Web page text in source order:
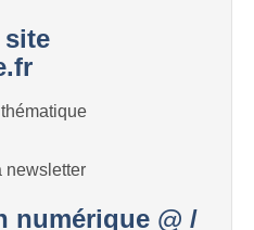
newsletter
numérique @ /